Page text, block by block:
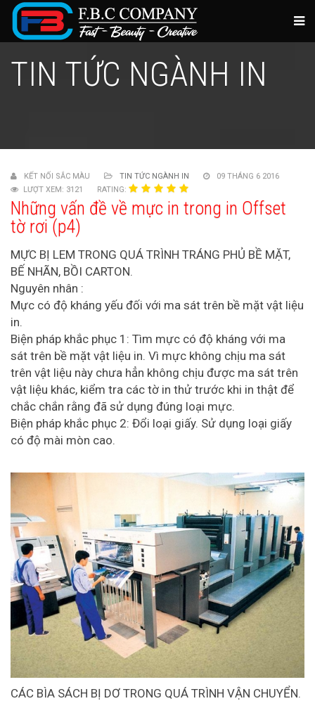
TIN TỨC NGÀNH IN
KẾT NỐI SẮC MÀU TIN TỨC NGÀNH IN
09 THÁNG 6 2016
LƯỢT XEM: 3121
RATING:
Những vấn đề về mực in trong in Offset
tờ rơi (p4)
MỰC BỊ LEM TRONG QUÁ TRÌNH TRÁNG PHỦ BỀ MẶT,
BẾ NHÃN, BỒI CARTON.
Nguyên nhân :
Mực có độ kháng yếu đối với ma sát trên bề mặt vật liệu
in.
Biện pháp khắc phục 1: Tìm mực có độ kháng với ma
sát trên bề mặt vật liệu in. Vì mực không chịu ma sát
trên vật liệu này chưa hẳn không chịu được ma sát trên
vật liệu khác, kiểm tra các tờ in thử trước khi in thật để
chắc chắn rằng đã sử dụng đúng loại mực.
Biện pháp khắc phục 2: Đổi loại giấy. Sử dụng loại giấy
có độ mài mòn cao.
CÁC BÌA SÁCH BỊ DƠ TRONG QUÁ TRÌNH VẬN CHUYỂN.